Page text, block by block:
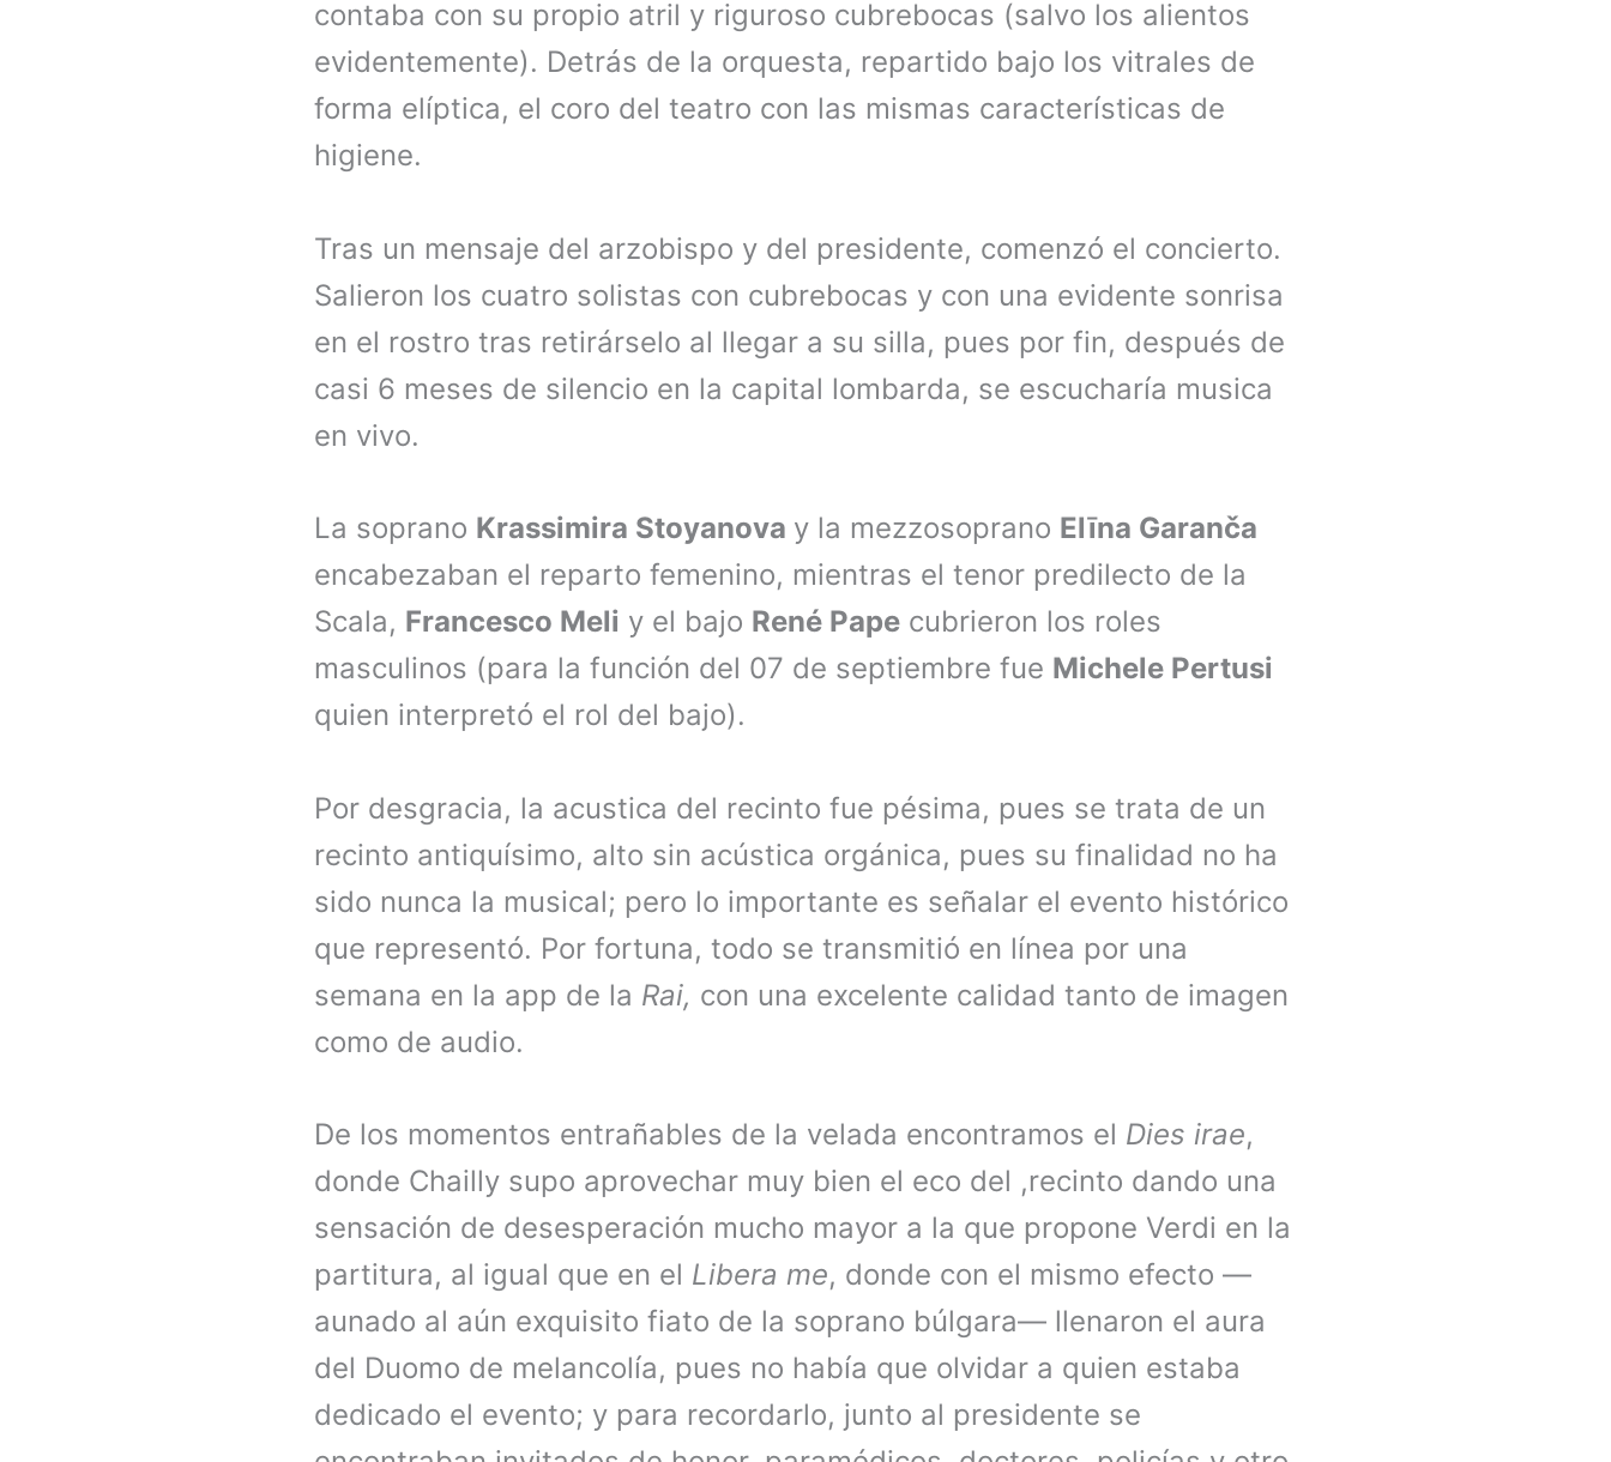
contaba con su propio atril y riguroso cubrebocas (salvo los alientos
evidentemente). Detrás de la orquesta, repartido bajo los vitrales de
forma elíptica, el coro del teatro con las mismas características de
higiene.
Tras un mensaje del arzobispo y del presidente, comenzó el concierto.
Salieron los cuatro solistas con cubrebocas y con una evidente sonrisa
en el rostro tras retirárselo al llegar a su silla, pues por fin, después de
casi 6 meses de silencio en la capital lombarda, se escucharía musica
en vivo.
La soprano Krassimira Stoyanova y la mezzosoprano Elīna Garanča
encabezaban el reparto femenino, mientras el tenor predilecto de la
Scala, Francesco Meli y el bajo René Pape cubrieron los roles
masculinos (para la función del 07 de septiembre fue Michele Pertusi
quien interpretó el rol del bajo).
Por desgracia, la acustica del recinto fue pésima, pues se trata de un
recinto antiquísimo, alto sin acústica orgánica, pues su finalidad no ha
sido nunca la musical; pero lo importante es señalar el evento histórico
que representó. Por fortuna, todo se transmitió en línea por una
semana en la app de la Rai, con una excelente calidad tanto de imagen
como de audio.
De los momentos entrañables de la velada encontramos el Dies irae,
donde Chailly supo aprovechar muy bien el eco del ,recinto dando una
sensación de desesperación mucho mayor a la que propone Verdi en la
partitura, al igual que en el Libera me, donde con el mismo efecto —
aunado al aún exquisito fiato de la soprano búlgara— llenaron el aura
del Duomo de melancolía, pues no había que olvidar a quien estaba
dedicado el evento; y para recordarlo, junto al presidente se